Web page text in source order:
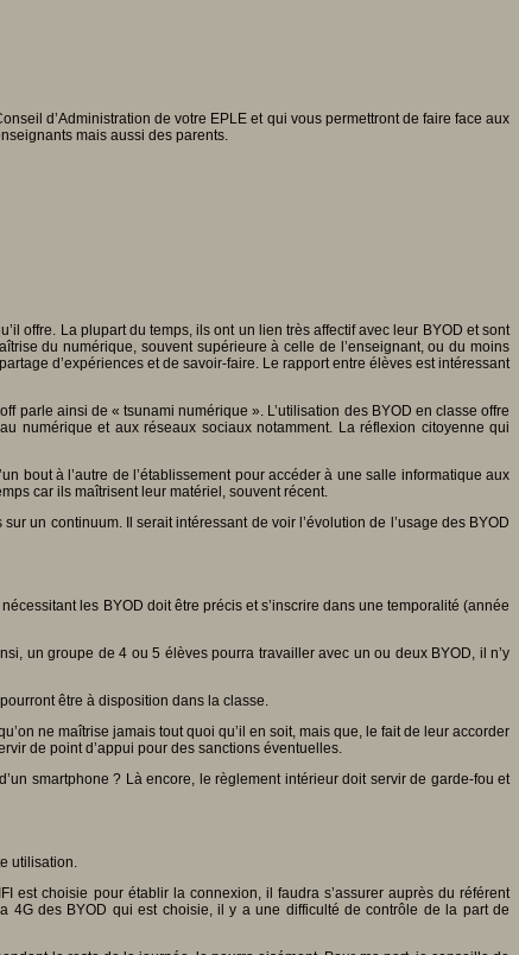
d’Administration de votre EPLE et qui vous permettront de faire face aux
mais aussi des parents.
offre. La plupart du temps, ils ont un lien très affectif avec leur BYOD et sont
du numérique, souvent supérieure à celle de l’enseignant, ou du moins
d’expériences et de savoir-faire. Le rapport entre élèves est intéressant
parle ainsi de « tsunami numérique ». L’utilisation des BYOD en classe offre
numérique et aux réseaux sociaux notamment. La réflexion citoyenne qui
bout à l’autre de l’établissement pour accéder à une salle informatique aux
car ils maîtrisent leur matériel, souvent récent.
un continuum. Il serait intéressant de voir l’évolution de l’usage des BYOD
les BYOD doit être précis et s’inscrire dans une temporalité (année
un groupe de 4 ou 5 élèves pourra travailler avec un ou deux BYOD, il n’y
être à disposition dans la classe.
ne maîtrise jamais tout quoi qu’il en soit, mais que, le fait de leur accorder
de point d’appui pour des sanctions éventuelles.
smartphone ? Là encore, le règlement intérieur doit servir de garde-fou et
utilisation.
est choisie pour établir la connexion, il faudra s’assurer auprès du référent
4G des BYOD qui est choisie, il y a une difficulté de contrôle de la part de